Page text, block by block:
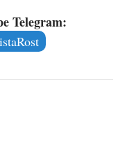
Telegram: